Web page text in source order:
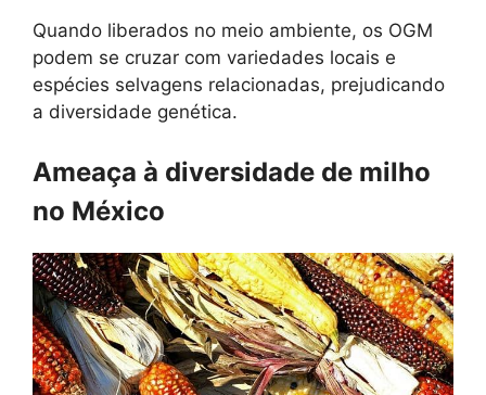
Quando liberados no meio ambiente, os OGM
podem se cruzar com variedades locais e
espécies selvagens relacionadas, prejudicando
a diversidade genética.
Ameaça à diversidade de milho
no México